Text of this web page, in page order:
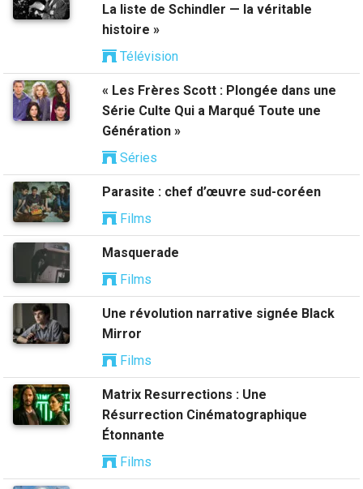
La liste de Schindler — la véritable
histoire »
Télévision
« Les Frères Scott : Plongée dans une
Série Culte Qui a Marqué Toute une
Génération »
Séries
Parasite : chef d’œuvre sud-coréen
Films
Masquerade
Films
Une révolution narrative signée Black
Mirror
Films
Matrix Resurrections : Une
Résurrection Cinématographique
Étonnante
Films